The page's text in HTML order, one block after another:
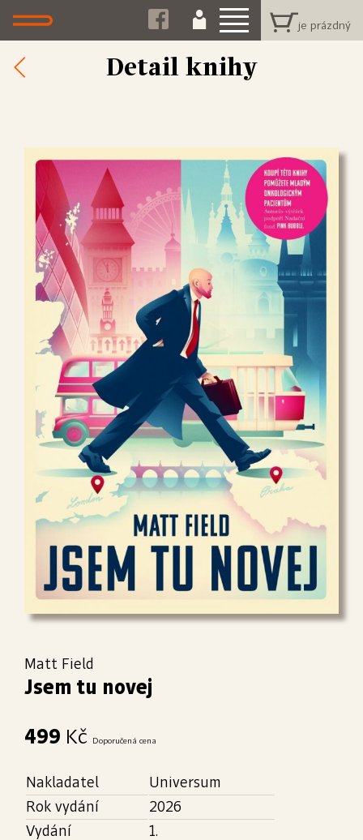
Detail knihy
Matt Field
Jsem tu novej
499 Kč Doporučená cena
Nakladatel
Universum
Rok vydání
2026
Vydání
1.